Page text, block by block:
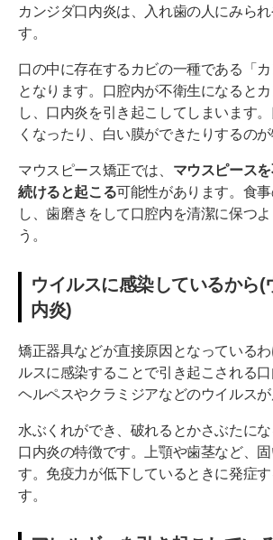
カンジダ口内炎は、入れ歯の人にみら
す。
口の中に存在するカビの一種である「
となります。口腔内が不衛生になると
し、口内炎を引き起こしてしまいます
くなったり、白い膜ができたりするのが
マウスピース矯正では、 マウスピース
続けると起こる可能性があります。食
し、歯磨きをして口腔内を清潔に保つ
う。
ウイルスに感染しているから(
内炎)
矯正器具などが直接原因となっている
ルスに感染することで引き起こされる口
ヘルペスやクラミジアなどのウイルスが
水ぶくれができ、破れるとかさぶたに
口内炎の特徴です。上顎や歯茎など、
す。免疫力が低下しているときに発症
す。